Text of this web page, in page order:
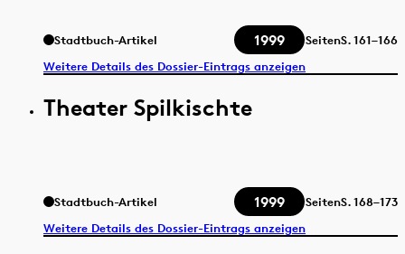
Stadtbuch-Artikel 1999 SeitenS.161–166
Weitere Details des Dossier-Eintrags anzeigen
Theater Spilkischte
Stadtbuch-Artikel 1999 SeitenS.168–173
Weitere Details des Dossier-Eintrags anzeigen